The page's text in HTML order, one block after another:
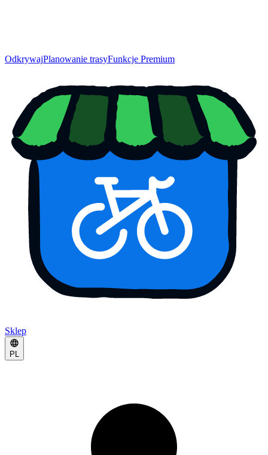
OdkrywajPlanowanie trasyFunkcje Premium
Sklep
PL